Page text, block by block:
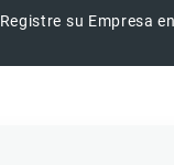
Registre su Empresa